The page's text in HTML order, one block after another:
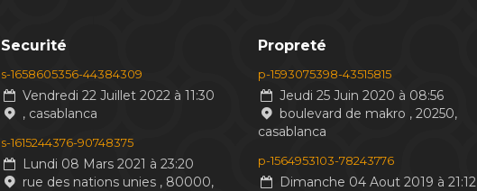
Securité
s-1658605356-44384309
Vendredi 22 Juillet 2022 à 11:30
, casablanca
s-1615244376-90748375
Lundi 08 Mars 2021 à 23:20
rue des nations unies , 80000,
Propreté
p-1593075398-43515815
Jeudi 25 Juin 2020 à 08:56
boulevard de makro , 20250,
casablanca
p-1564953103-78243776
Dimanche 04 Aout 2019 à 21:12